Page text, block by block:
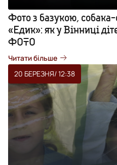
Фото з базукою, собака-
«Едик»: як у Вінниці
ФОТО
Читати більше
20 БЕРЕЗНЯ/ 12:38